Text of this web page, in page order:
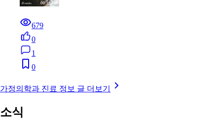
679
0
1
0
가정의학과 진료 정보 글 더보기
소식